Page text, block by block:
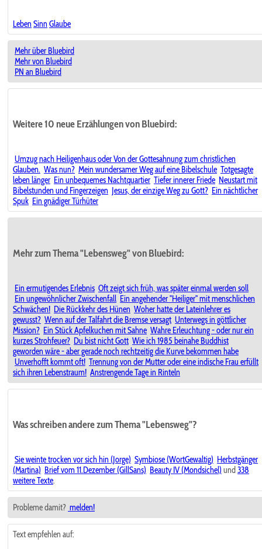
Leben Sinn Glaube
Mehr über Bluebird
Mehr von Bluebird
PN an Bluebird
Weitere 10 neue Erzählungen von Bluebird:
Umzug nach Heiligenhaus oder Von der Gottesahnung zum christlichen
Glauben. Was nun? Mein wundersamer Weg auf eine Bibelschule Totgesagte
leben länger Ein unbequemes Nachtquartier Tiefer innerer Friede Neustart mit
Bibelstunden und Fingerzeigen Jesus, der einzige Weg zu Gott? Ein nächtlicher
Spuk Ein gnädiger Türhüter
Mehr zum Thema "Lebensweg" von Bluebird:
Ein ermutigendes Erlebnis Oft zeigt sich früh, was später einmal werden soll
Ein ungewöhnlicher Zwischenfall Ein angehender "Heiliger" mit menschlichen
Schwächen! Die Rückkehr des Hünen Woher hatte der Lateinlehrer es
gewusst? Wenn auf der Talfahrt die Bremse versagt Unterwegs in göttlicher
Mission? Ein Stück Apfelkuchen mit Sahne Wahre Erleuchtung - oder nur ein
kurzes Strohfeuer? Du bist nicht Gott Wie ich 1985 beinahe Buddhist
geworden wäre - aber gerade noch rechtzeitig die Kurve bekommen habe
Unverhofft kommt oft! Trennung von der Mutter oder eine indische Frau erfüllt
sich ihren Lebenstraum! Anstrengende Tage in Rinteln
Was schreiben andere zum Thema "Lebensweg"?
Sie weinte trocken vor sich hin (Jorge) Symbiose (WortGewaltig) Herbstgänger
(Martina) Brief vom 11.Dezember (GillSans) Beauty IV (Mondsichel) und 338
weitere Texte.
Probleme damit? melden!
Text empfehlen auf: